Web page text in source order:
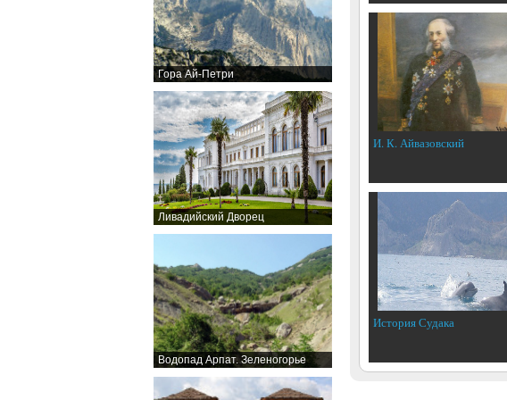
Гора Ай-Петри
Ливадийский Дворец
Водопад Арпат. Зеленогорье
И. К. Айвазовский
История Судака